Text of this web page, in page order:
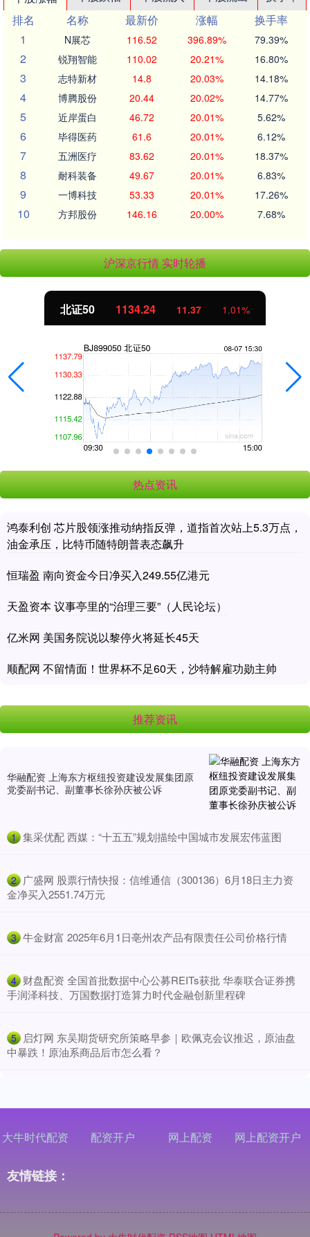
排名
名称 最新价 涨幅
换手率
1
N展芯 116.52 396.89% 79.39%
2 锐翔智能 110.02 20.21% 16.80%
3 志特新材 14.8 20.03% 14.18%
4 博腾股份 20.44 20.02% 14.77%
5 近岸蛋白 46.72 20.01% 5.62%
6 毕得医药 61.6 20.01% 6.12%
7 五洲医疗 83.62 20.01% 18.37%
8 耐科装备 49.67 20.01% 6.83%
9 一博科技 53.33 20.01% 17.26%
10 方邦股份 146.16 20.00% 7.68%
沪深京行情 实时轮播
北证50 1134.24 11.37 1.01%
热点资讯
鸿泰利创 芯片股领涨推动纳指反弹，道指首次站上5.3万点，
油金承压，比特币随特朗普表态飙升
恒瑞盈 南向资金今日净买入249.55亿港元
天盈资本 议事亭里的“治理三要”（人民论坛）
亿米网 美国务院说以黎停火将延长45天
顺配网 不留情面！世界杯不足60天，沙特解雇功勋主帅
推荐资讯
华融配资 上海东方枢纽投资建设发展集团原
党委副书记、副董事长徐孙庆被公诉
1 ​集采优配 西媒：“十五五”规划描绘中国城市发展宏伟蓝图
2 ​广盛网 股票行情快报：信维通信（300136）6月18日主力资
金净买入2551.74万元
3 ​牛金财富 2025年6月1日亳州农产品有限责任公司价格行情
4 ​财盘配资 全国首批数据中心公募REITs获批 华泰联合证券携
手润泽科技、万国数据打造算力时代金融创新里程碑
5 ​启灯网 东吴期货研究所策略早参｜欧佩克会议推迟，原油盘
中暴跌！原油系商品后市怎么看？
大牛时代配资 配资开户 网上配资 网上配资开户
友情链接：